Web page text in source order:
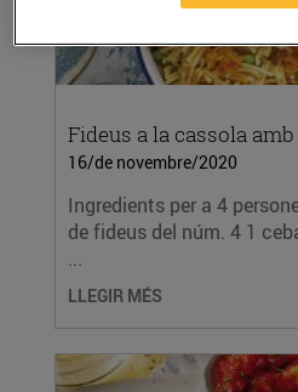
Fideus a la cassola
16/de novembre/2020
Ingredients per a 4
de fideus del núm. 4 1
...
LLEGIR MÉS